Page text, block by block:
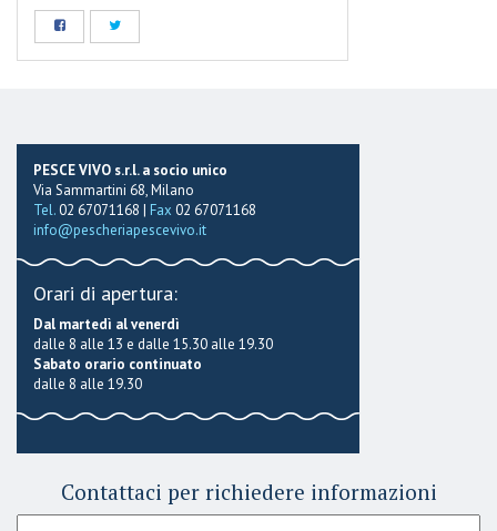
PESCE VIVO s.r.l. a socio unico
Via Sammartini 68, Milano
Tel.02 67071168 | Fax 02 67071168
info@pescheriapescevivo.it
Orari di apertura:
Dal martedì al venerdì
dalle 8 alle 13 e dalle 15.30 alle 19.30
Sabato orario continuato
dalle 8 alle 19.30
Contattaci per richiedere informazioni